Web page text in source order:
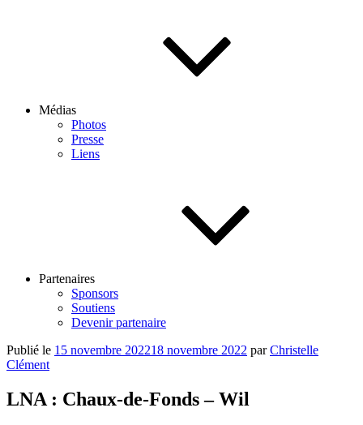
Médias
Photos
Presse
Liens
Partenaires
Sponsors
Soutiens
Devenir partenaire
Publié le 15 novembre 202218 novembre 2022 parChristelle
Clément
LNA : Chaux-de-Fonds – Wil